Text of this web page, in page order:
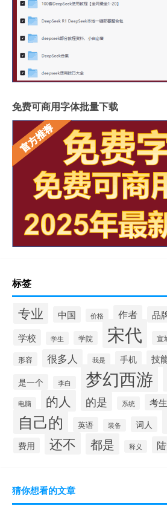
免费可商用字体批量下载
标签
专业 中国 价格 作者 品
学校 学生 学院 宋代 宣
形容 很多人 我是 手机 技
是一个
李白 梦幻西游
电脑 的人 的是 系统 考生
自己的 英语 装备 词人
费用 还不 都是 释义
猜你想看的文章